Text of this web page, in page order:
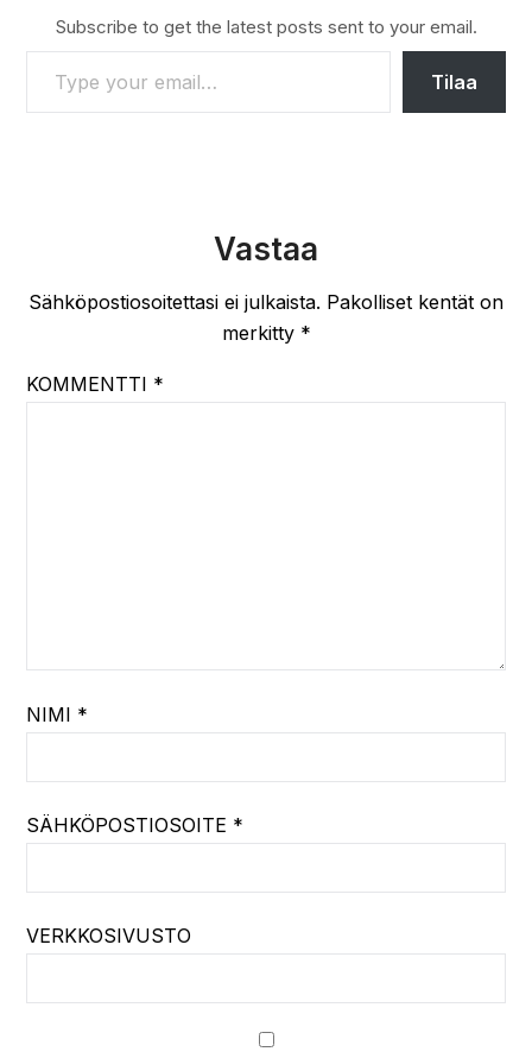
Subscribe to get the latest posts sent to your email.
TYPE YOUR EMAIL…
Tilaa
Vastaa
Sähköpostiosoitettasi ei julkaista. Pakolliset kentät on
merkitty *
KOMMENTTI *
NIMI *
SÄHKÖPOSTIOSOITE *
VERKKOSIVUSTO